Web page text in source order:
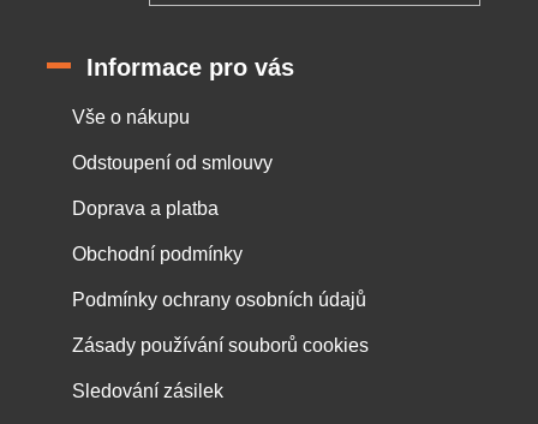
Informace pro vás
Vše o nákupu
Odstoupení od smlouvy
Doprava a platba
Obchodní podmínky
Podmínky ochrany osobních údajů
Zásady používání souborů cookies
Sledování zásilek